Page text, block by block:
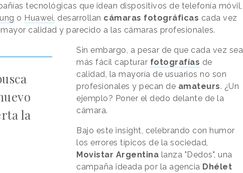
tecnológicas que idean dispositivos de telefonía móvil,
o Huawei, desarrollan cámaras fotográficas cada vez
calidad y parecido a las cámaras profesionales.
la
Sin embargo, a pesar de que cada vez sea
más fácil capturar fotografías de
calidad, la mayoría de usuarios no son
profesionales y pecan de amateurs. ¿Un
ejemplo? Poner el dedo delante de la
cámara.
Bajo este insight, celebrando con humor
los errores típicos de la sociedad,
Movistar Argentina lanza "Dedos", una
campaña ideada por la agencia Dhélet